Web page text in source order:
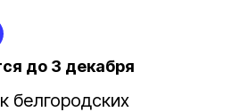
до 3 декабря
белгородских